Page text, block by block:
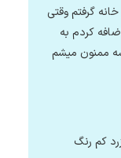
گرفتم وقتی
کردم به
ممنون میشم
کم رنگ